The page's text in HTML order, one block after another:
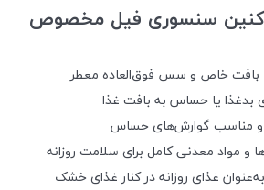
کنین سنسوری فیل مخصوص
بافت خاص و سس فوق‌العاده معطر
بدغذا یا حساس به بافت غذا
و مناسب گوارش‌های حساس
و مواد معدنی کامل برای سلامت روزانه
غذای روزانه در کنار غذای خشک